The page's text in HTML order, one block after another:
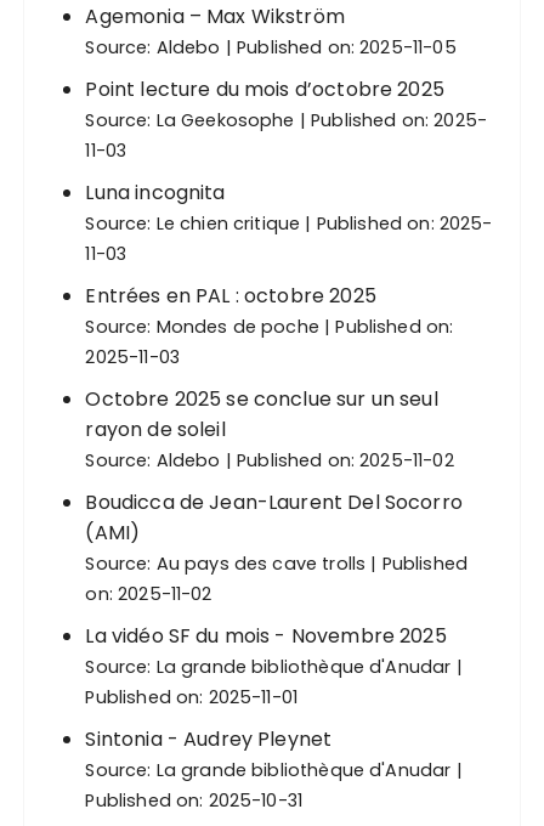
Agemonia – Max Wikström
Source: Aldebo Published on: 2025-11-05
Point lecture du mois d’octobre 2025
Source: La Geekosophe
Published on: 2025-
11-03
Luna incognita
Source: Le chien critique
Published on: 2025-
11-03
Entrées en PAL : octobre 2025
Source: Mondes de poche
Published on:
2025-11-03
Octobre 2025 se conclue sur un seul
rayon de soleil
Source: Aldebo Published on: 2025-11-02
Boudicca de Jean-Laurent Del Socorro
(AMI)
Source: Au pays des cave trolls
Published
on: 2025-11-02
La vidéo SF du mois - Novembre 2025
Source: La grande bibliothèque d'Anudar
Published on: 2025-11-01
Sintonia - Audrey Pleynet
Source: La grande bibliothèque d'Anudar
Published on: 2025-10-31